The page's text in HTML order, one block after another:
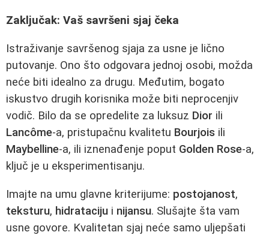
Zaključak: Vaš savršeni sjaj čeka
Istraživanje savršenog sjaja za usne je lično
putovanje. Ono što odgovara jednoj osobi, možda
neće biti idealno za drugu. Međutim, bogato
iskustvo drugih korisnika može biti neprocenjiv
vodič. Bilo da se opredelite za luksuz Dior ili
Lancôme-a, pristupačnu kvalitetu Bourjois ili
Maybelline-a, ili iznenađenje poput Golden Rose-a,
ključ je u eksperimentisanju.
Imajte na umu glavne kriterijume: postojanost,
teksturu, hidrataciju i nijansu. Slušajte šta vam
usne govore. Kvalitetan sjaj neće samo uljepšati